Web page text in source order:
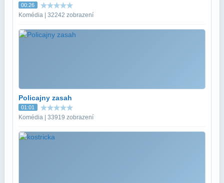
00:26
Komédia | 32242 zobrazení
Policajny zasah
01:01
Komédia | 33919 zobrazení